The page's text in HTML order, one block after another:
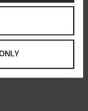
tilbud,
også
for at øge